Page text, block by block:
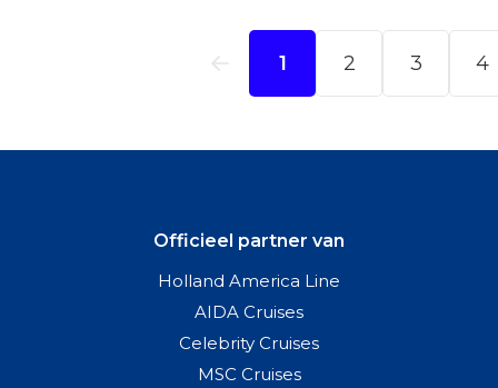
Officieel partner van
Holland America Line
AIDA Cruises
Celebrity Cruises
MSC Cruises